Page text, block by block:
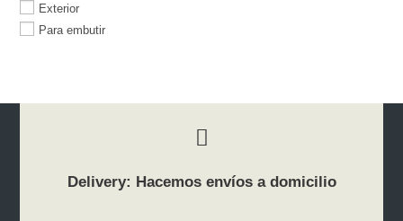
Exterior
Para embutir
Delivery: Hacemos envíos a domicilio